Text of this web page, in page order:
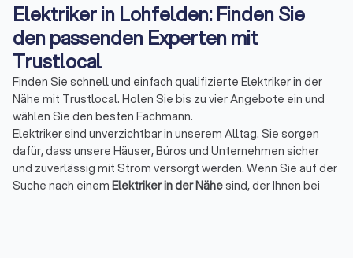
Elektriker in Lohfelden: Finden Sie
den passenden Experten mit
Trustlocal
Finden Sie schnell und einfach qualifizierte Elektriker in der
Nähe mit Trustlocal. Holen Sie bis zu vier Angebote ein und
wählen Sie den besten Fachmann.
Elektriker sind unverzichtbar in unserem Alltag. Sie sorgen
dafür, dass unsere Häuser, Büros und Unternehmen sicher
und zuverlässig mit Strom versorgt werden. Wenn Sie auf der
Suche nach einem Elektriker in der Nähe sind, der Ihnen bei